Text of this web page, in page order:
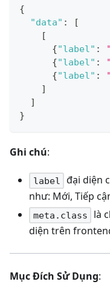
{
"data" :
[
[
{"label" :
{"label" :
{"label" :
]
]
}
Ghi chú:
label
đại diện
như: Mới, Tiếp
meta.class
là
diện trên
Mục Đích Sử Dụng: